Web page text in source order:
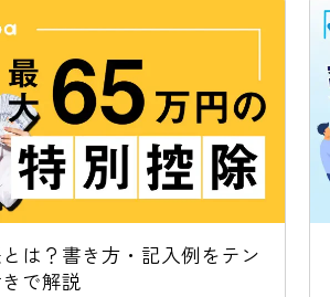
は？書き方・記入例をテン
で解説